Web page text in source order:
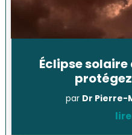
Éclipse solaire
par Dr Pierre-